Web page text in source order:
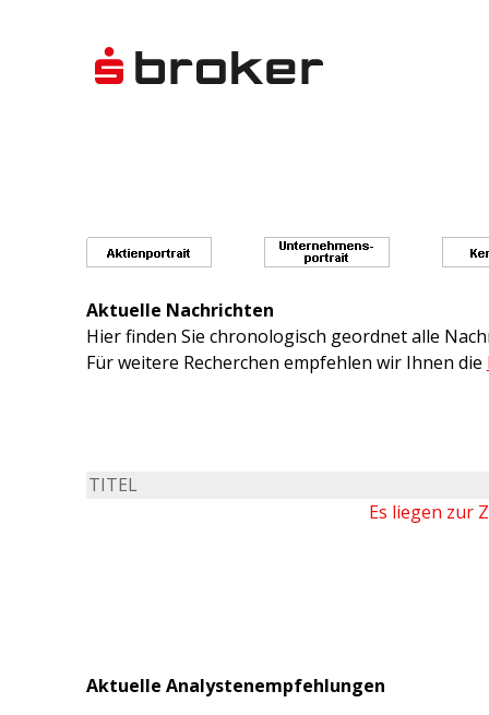
Aktuelle Nachrichten
Hier finden Sie chronologisch geordnet alle
Für weitere Recherchen empfehlen wir Ihnen die
TITEL
Es liegen zur
Aktuelle Analystenempfehlungen